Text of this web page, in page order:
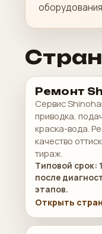
Ремонт
Сервис
приводка,
краска-вода.
качество
тираж.
Типовой срок:
после
этапов.
Открыть